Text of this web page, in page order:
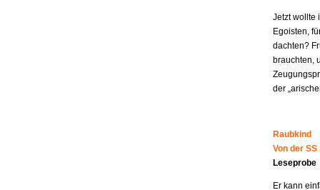
Jetzt wollte
Egoisten,
dachten?
brauchten,
der
Raubkind
Von der
Leseprobe
Er kann